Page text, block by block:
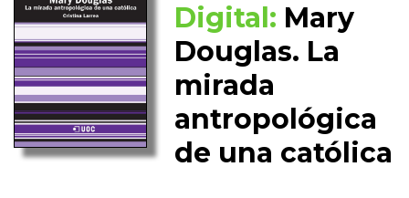
Digital: Mary
Douglas. La
mirada
antropológica
de una católica